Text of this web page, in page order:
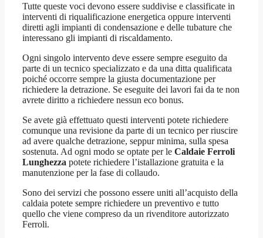
Tutte queste voci devono essere suddivise e classificate in
interventi di riqualificazione energetica oppure interventi
diretti agli impianti di condensazione e delle tubature che
interessano gli impianti di riscaldamento.
Ogni singolo intervento deve essere sempre eseguito da
parte di un tecnico specializzato e da una ditta qualificata
poiché occorre sempre la giusta documentazione per
richiedere la detrazione. Se eseguite dei lavori fai da te non
avrete diritto a richiedere nessun eco bonus.
Se avete già effettuato questi interventi potete richiedere
comunque una revisione da parte di un tecnico per riuscire
ad avere qualche detrazione, seppur minima, sulla spesa
sostenuta. Ad ogni modo se optate per le Caldaie Ferroli
Lunghezza potete richiedere l’istallazione gratuita e la
manutenzione per la fase di collaudo.
Sono dei servizi che possono essere uniti all’acquisto della
caldaia potete sempre richiedere un preventivo e tutto
quello che viene compreso da un rivenditore autorizzato
Ferroli.